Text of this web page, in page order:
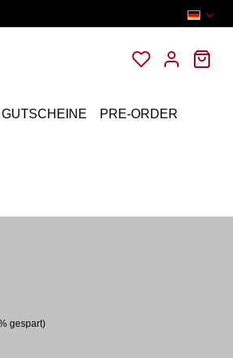
Du hast 0
GUTSCHEINE PRE-ORDER
gespart)